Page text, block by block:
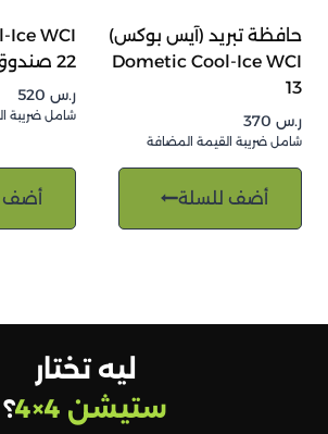
حافظة تبريد (آيس بوكس)
Dometic Cool-Ice WCI
13
ر.س
شامل ضريبة القيمة المضافة
أضف للسلة
Ice WCI
22 صندوق حفظ الطعام
ر.س
شامل ضريبة
أضف
ليه تختار
ستيشن 4×4
؟